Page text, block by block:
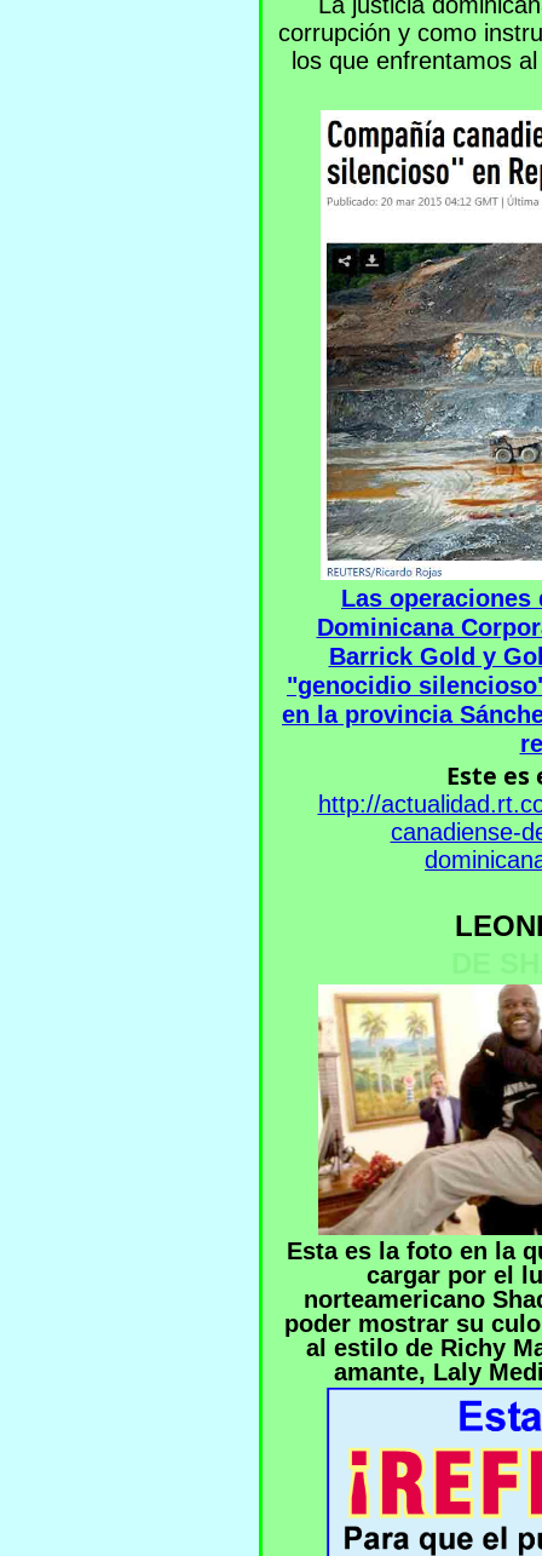
corrupción y como
los que enfrentamos
Las operaciones
Dominicana
Barrick Gold y
"genocidio
en la provincia
Este es
http://
canadiense-
Esta es la foto en la
cargar por el
norteamericano
poder mostrar su
al estilo de Richy
amante, Laly